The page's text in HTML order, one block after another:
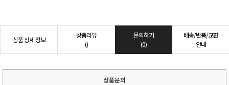
상품 상세 정보
상품리뷰
()
문의하기
(0)
배송/반품/교환
안내
상품문의